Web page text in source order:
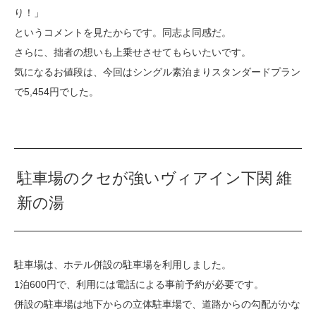
り！」
というコメントを見たからです。同志よ同感だ。
さらに、拙者の想いも上乗せさせてもらいたいです。
気になるお値段は、今回はシングル素泊まりスタンダードプラン
で5,454円でした。
駐車場のクセが強いヴィアイン下関 維
新の湯
駐車場は、ホテル併設の駐車場を利用しました。
1泊600円で、利用には電話による事前予約が必要です。
併設の駐車場は地下からの立体駐車場で、道路からの勾配がかな